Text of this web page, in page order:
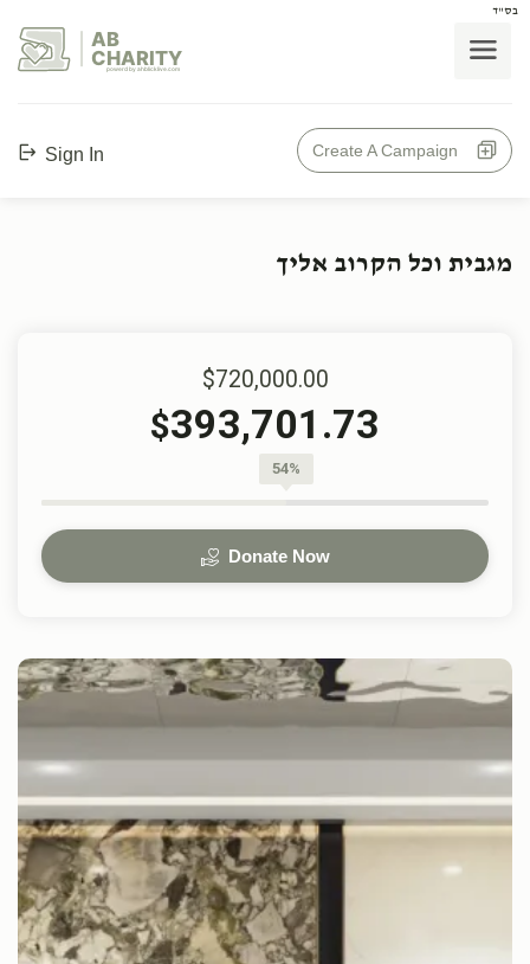
בס"ד
AB
CHARITY
powerd by ahblicklive.com
Sign In Create A Campaign
מגבית וכל הקרוב אליך
$720,000.00
$393,701.73
54%
Donate Now